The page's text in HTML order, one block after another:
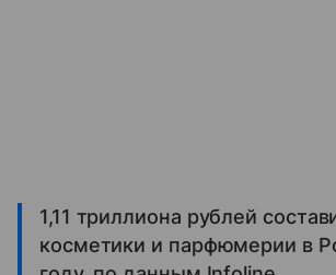
1,11 триллиона рублей
косметики и парфюмерии в